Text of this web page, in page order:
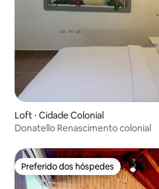
Loft ⋅ Cidade Colonial
Donatello Renascimento colonial
Preferido dos hóspedes
Preferido dos hóspedes